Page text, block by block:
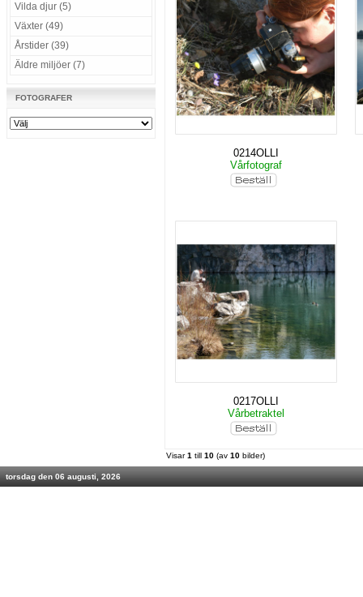
Vilda djur (5)
Växter (49)
Årstider (39)
Äldre miljöer (7)
FOTOGRAFER
0214OLLI
Vårfotograf
0217OLLI
Vårbetraktel
Visar1 till 10 (av 10 bilder)
torsdag den 06 augusti, 2026